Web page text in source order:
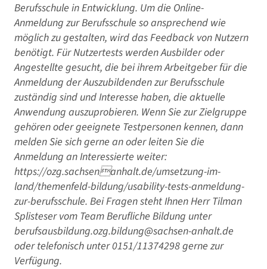
Berufsschule in Entwicklung. Um die Online-
Anmeldung zur Berufsschule so ansprechend wie
möglich zu gestalten, wird das Feedback von Nutzern
benötigt. Für Nutzertests werden Ausbilder oder
Angestellte gesucht, die bei ihrem Arbeitgeber für die
Anmeldung der Auszubildenden zur Berufsschule
zuständig sind und Interesse haben, die aktuelle
Anwendung auszuprobieren. Wenn Sie zur Zielgruppe
gehören oder geeignete Testpersonen kennen, dann
melden Sie sichgerne an oder leiten Sie die
Anmeldung an Interessierte weiter:
https://ozg.sachsenanhalt.de/umsetzung-im-
land/themenfeld-bildung/usability-tests-anmeldung-
zur-berufsschule. Bei Fragen steht Ihnen Herr Tilman
Splisteser vom Team Berufliche Bildung unter
berufsausbildung.ozg.bildung@sachsen-anhalt.de
oder telefonisch unter 0151/11374298 gerne zur
Verfügung.